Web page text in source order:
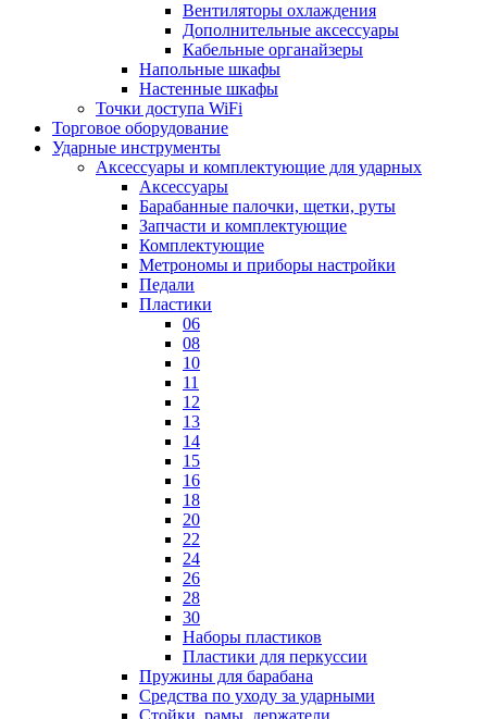
Вентиляторы охлаждения
Дополнительные аксессуары
Кабельные органайзеры
Напольные шкафы
Настенные шкафы
Точки доступа WiFi
Торговое оборудование
Ударные инструменты
Аксессуары и комплектующие для ударных
Аксессуары
Барабанные палочки, щетки, руты
Запчасти и комплектующие
Комплектующие
Метрономы и приборы настройки
Педали
Пластики
06
08
10
11
12
13
14
15
16
18
20
22
24
26
28
30
Наборы пластиков
Пластики для перкуссии
Пружины для барабана
Средства по уходу за ударными
Стойки, рамы, держатели